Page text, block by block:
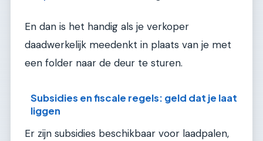
En dan is het handig als je verkoper
daadwerkelijk meedenkt in plaats van je met
een folder naar de deur te sturen.
Subsidies en fiscale regels: geld dat je laat
liggen
Er zijn subsidies beschikbaar voor laadpalen,